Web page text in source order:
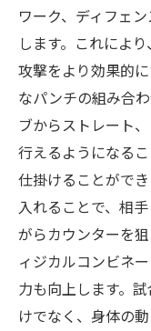
ワーク、ディフェ
します。これによ
攻撃をより効果的
なパンチの組み合
ブからストレート
行えるようになる
仕掛けることがで
入れることで、相
がらカウンターを
ィジカルコンビネ
力も向上します。
けでなく、身体の